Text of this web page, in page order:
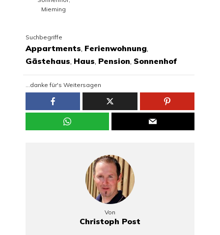
Mieming
Suchbegriffe
Appartments, Ferienwohnung,
Gästehaus, Haus, Pension, Sonnenhof
...danke für's Weitersagen
Von
Christoph Post